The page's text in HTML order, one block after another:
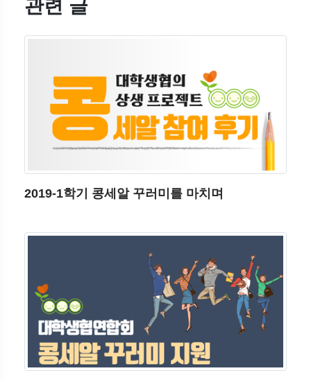
관련 글
2019-1학기 콩세알 꾸러미를 마치며